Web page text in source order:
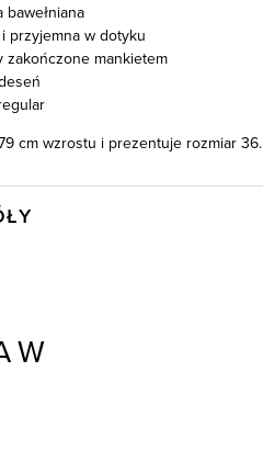
bawełniana
przyjemna w dotyku
zakończone mankietem
cm wzrostu i prezentuje rozmiar 36.